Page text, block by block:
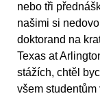
nebo tři
našimi si
doktorand na
Texas at
stážích, chtěl
všem